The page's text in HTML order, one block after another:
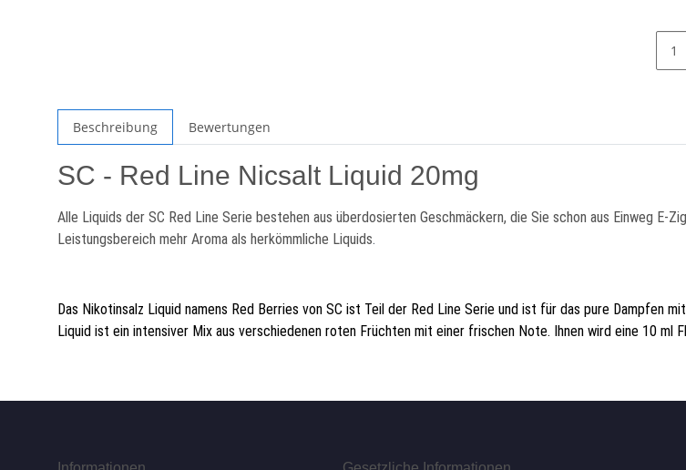
Beschreibung Bewertungen
SC - Red Line Nicsalt Liquid 20mg
Alle Liquids der SC Red Line Serie bestehen aus überdosierten Geschmäckern, die Sie schon aus Einweg E-
Leistungsbereich mehr Aroma als herkömmliche Liquids.
Das Nikotinsalz Liquid namens Red Berries von SC ist Teil der Red Line Serie und ist für das pure Dampfen
Liquid ist ein intensiver Mix aus verschiedenen roten Früchten mit einer frischen Note. Ihnen wird eine 10